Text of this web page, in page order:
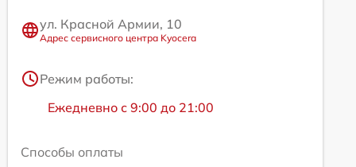
ул. Красной Армии, 10
Адрес сервисного центра Kyocera
Режим работы:
Ежедневно с 9:00 до 21:00
Способы оплаты